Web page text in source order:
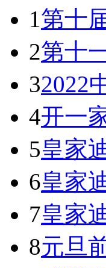
1第十
2第十
32022
4开一
5皇家
6皇家
7皇家
8元旦